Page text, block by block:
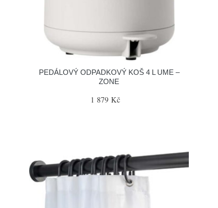
PEDÁLOVÝ ODPADKOVÝ KOŠ 4 L UME –
ZONE
1 879 Kč